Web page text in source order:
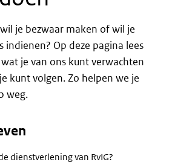
je bezwaar maken of wil je
indienen? Op deze pagina lees
je van ons kunt verwachten
kunt volgen. Zo helpen we je
weg.
dienstverlening van RvIG?